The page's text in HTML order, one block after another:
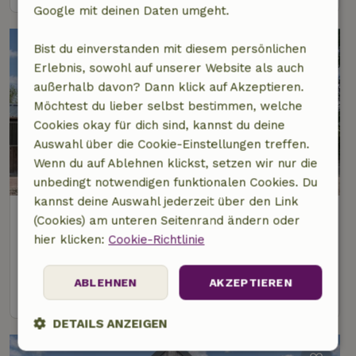
Naturhäuschen in Eersel
5 km Abstand vom Zentrum von Duizel
9,1/10
Ansehen
Google mit deinen Daten umgeht.
Bist du einverstanden mit diesem persönlichen
Erlebnis, sowohl auf unserer Website als auch
außerhalb davon? Dann klick auf Akzeptieren.
Möchtest du lieber selbst bestimmen, welche
Cookies okay für dich sind, kannst du deine
Auswahl über die Cookie-Einstellungen treffen.
Wenn du auf Ablehnen klickst, setzen wir nur die
unbedingt notwendigen funktionalen Cookies. Du
kannst deine Auswahl jederzeit über den Link
(Cookies) am unteren Seitenrand ändern oder
hier klicken: Cookie-Richtlinie
AKZEPTIEREN
ABLEHNEN
DETAILS ANZEIGEN